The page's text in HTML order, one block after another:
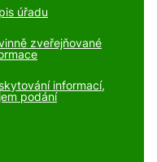
úřadu
zveřejňované
informací,
podání